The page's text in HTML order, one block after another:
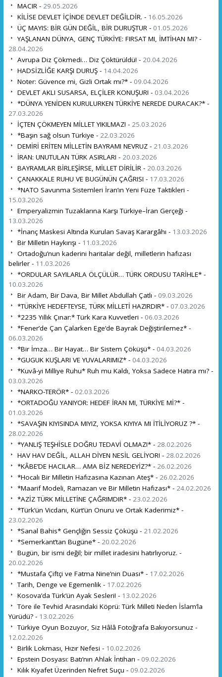
MACIR - 29.05.2026
KİLİSE DEVLET İÇİNDE DEVLET DEĞİLDİR. - 16.05.2026
ÜÇ MAYIS: BİR GÜN DEĞİL, BİR DURUŞTUR - 01.05.2026
YAŞLANAN DÜNYA, GENÇ TÜRKİYE: FIRSAT MI, İMTİHAN MI? -
28.04.2026
Avrupa Diz Çökmedi… Diz Çöktürüldü! - 20.04.2026
HADSİZLİĞE KARŞI DURUŞ - 14.04.2026
Noter: Güvence mi, Gizli Ortak mı?* - 09.04.2026
DEVLET AKLI SUSARSA, ELÇİLER KONUŞUR! - 03.04.2026
*DÜNYA YENİDEN KURULURKEN TÜRKİYE NEREDE DURACAK?* -
27.03.2026
İÇTEN ÇÖKMEYEN MİLLET YIKILMAZ! - 25.03.2026
*Başın sağ olsun Türkiye - 22.03.2026
DEMİRİ ERİTEN MİLLETİN BAYRAMI NEVRUZ - 21.03.2026
İRAN: UNUTULAN TÜRK ASIRLARI - 20.03.2026
BAYRAMLAR BİRLEŞİRSE, MİLLET DİRİLİR - 20.03.2026
ÇANAKKALE RUHU VE BUGÜNÜN ÇAĞRISI - 17.03.2026
*NATO Savunma Sistemleri İran’ın Yeni Füze Taktikleri -
15.03.2026
Emperyalizmin Tuzaklarına Karşı Türkiye–İran Gerçeği -
13.03.2026
*İnanç Maskesi Altında Kurulan Savaş Karargâhı - 13.03.2026
Bir Milletin Haykırışı - 11.03.2026
Ortadoğu’nun kaderini haritalar değil, milletlerin hafızası
belirler - 11.03.2026
*ORDULAR SAYILARLA ÖLÇÜLÜR… TÜRK ORDUSU TARİHLE* -
10.03.2026
Bir Adam, Bir Dava, Bir Millet Abdullah Çatlı - 09.03.2026
*TÜRKİYE HEDEFTEYSE, TÜRK MİLLETİ HAZIRDIR* - 07.03.2026
*2235 Yıllık Çınar:* Türk Kara Kuvvetleri - 06.03.2026
*Fener’de Çan Çalarken Ege’de Bayrak Değiştirilemez* -
06.03.2026
*Bir İmza… Bir Hayat… Bir Sistem Çöküşü* - 04.03.2026
*GUGUK KUŞLARI VE YUVALARIMIZ* - 04.03.2026
*Kuvâ-yi Milliye Ruhu* Ruh mu Kaldı, Yoksa Sadece Hatıra mı? -
03.03.2026
*NARKO-TERÖR* - 02.03.2026
*ORTADOĞU YANIYOR: HEDEF İRAN MI, TÜRKİYE Mİ?* -
01.03.2026
*SAVAŞIN KIYISINDA MIYIZ, YOKSA KIYIYA MI İTİLİYORUZ ?* -
28.02.2026
*YANLIŞ TEŞHİSLE DOĞRU TEDAVİ OLMAZ!* - 28.02.2026
HAV HAV DEĞİL, ALLAH DİYEN NESİL GELİYOR! - 28.02.2026
*KÂBE’DE HACILAR… AMA BİZ NEREDEYİZ?* - 26.02.2026
*Hocalı Bir Milletin Hafızasına Kazınan Ateş* - 26.02.2026
*Maarif Modeli, Ramazan ve Bir Milletin Hafızası* - 24.02.2026
*AZİZ TÜRK MİLLETİNE ÇAĞRIMDIR* - 23.02.2026
*Türk’ün Vicdanı, Kürt’ün Onuru ve Ortak Kaderimiz* -
23.02.2026
*Sanal Bahis* Gençliğin Sessiz Çöküşü - 21.02.2026
*Semerkant’tan Bugüne* - 20.02.2026
Bugün, bir ismi değil; bir millet iradesini hatırlıyoruz. -
20.02.2026
*Mustafa Çiftçi ve Fatma Nine’nin Duası* - 17.02.2026
Tarih, Denge ve Egemenlik - 17.02.2026
Kosova’da Türk’ün Ayak Sesleri! - 13.02.2026
Töre ile Tevhid Arasındaki Köprü: Türk Milleti Neden İslam’la
Yürüdü? - 13.02.2026
Türkiye Oyun Bozuyor, Siz Hâlâ Fotoğrafa Bakıyorsunuz -
12.02.2026
Birlik Lokması, Hızır Nefesi - 10.02.2026
Epstein Dosyası: Batı’nın Ahlak İntiharı - 09.02.2026
Kılık Kıyafet Üzerinden Nefret Suçu - 09.02.2026